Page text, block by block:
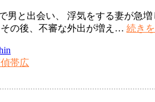
男と出会い、 浮気をする妻が急
の後、不審な外出が増え… 続き
帯広